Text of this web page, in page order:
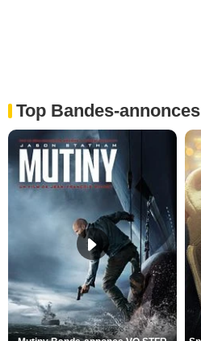
Top Bandes-annonces